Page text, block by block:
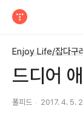
Enjoy Life/잡다구
드디어
폴피드 2017. 4. 5.